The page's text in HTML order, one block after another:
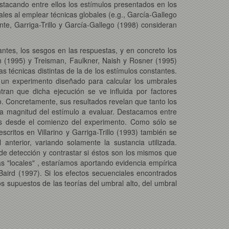
entre ellos los estímulos presentados en los
al emplear técnicas globales (e.g., García-Gallego
Garriga-Trillo y García-Gallego (1998) consideran
los sesgos en las respuestas, y en concreto los
y Treisman, Faulkner, Naish y Rosner (1995)
técnicas distintas de la de los estímulos constantes.
experimento diseñado para calcular los umbrales
que dicha ejecución se ve influida por factores
sus resultados revelan que tanto los
del estímulo a evaluar. Destacamos entre
el comienzo del experimento. Como sólo se
en Villarino y Garriga-Trillo (1993) también se
variando solamente la sustancia utilizada.
detección y contrastar si éstos son los mismos que
"locales" , estaríamos aportando evidencia empírica
(1997). Si los efectos secuenciales encontrados
supuestos de las teorías del umbral alto, del umbral